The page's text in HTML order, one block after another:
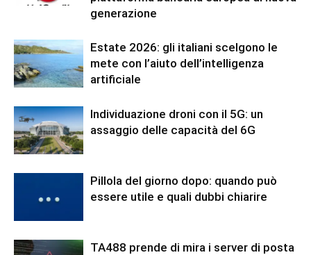
generazione
Estate 2026: gli italiani scelgono le
mete con l’aiuto dell’intelligenza
artificiale
Individuazione droni con il 5G: un
assaggio delle capacità del 6G
Pillola del giorno dopo: quando può
essere utile e quali dubbi chiarire
TA488 prende di mira i server di posta